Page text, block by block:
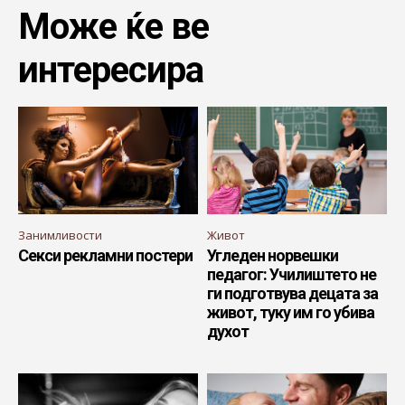
Може ќе ве
интересира
Занимливости
Секси рекламни постери
Живот
Угледен норвешки
педагог: Училиштето не
ги подготвува децата за
живот, туку им го убива
духот